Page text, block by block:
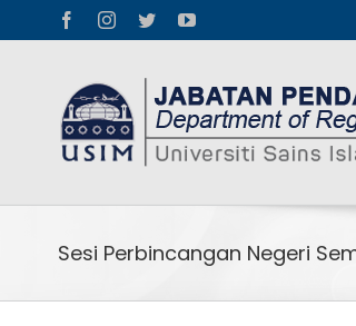
FacebookInstagram
TwitterYouTube
Sesi Perbincangan Negeri